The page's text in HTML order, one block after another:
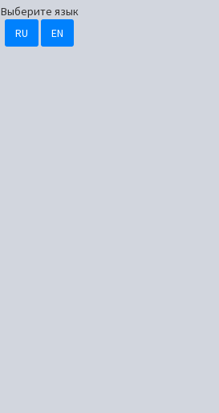
Выберите язык